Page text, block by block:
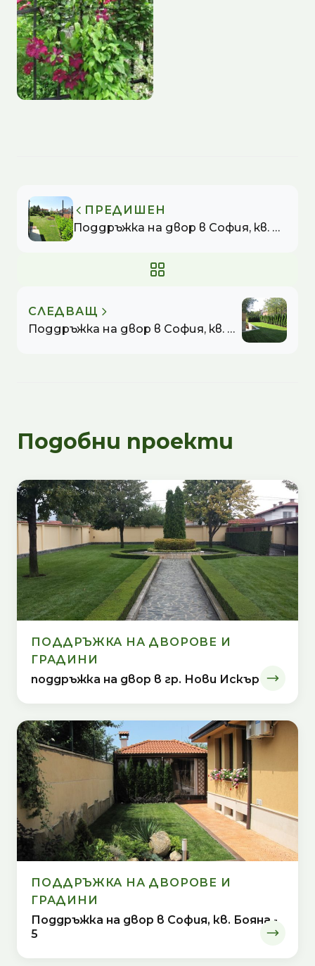
ПРЕДИШЕН
Поддръжка на двор в София, кв. Бояна
СЛЕДВАЩ
Поддръжка на двор в София, кв. Бояна - 3
Подобни проекти
ПОДДРЪЖКА НА ДВОРОВЕ И
ГРАДИНИ
поддръжка на двор в гр. Нови Искър
ПОДДРЪЖКА НА ДВОРОВЕ И
ГРАДИНИ
Поддръжка на двор в София, кв. Бояна -
5